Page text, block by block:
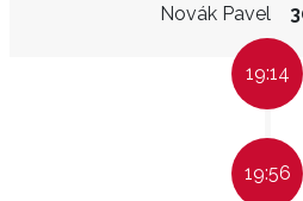
Novák Pavel
19:14
19:56